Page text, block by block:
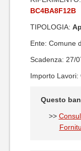
BC4BA8F12B
TIPOLOGIA:
Ente: Comune
Scadenza: 27/
Importo Lavori:
Questo
>>